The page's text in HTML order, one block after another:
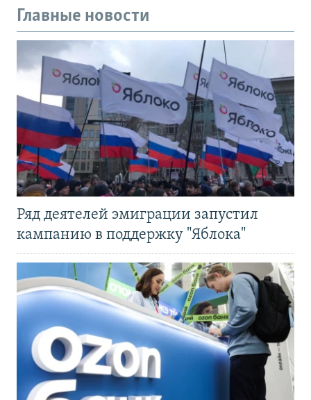
Главные новости
Ряд деятелей эмиграции запустил
кампанию в поддержку "Яблока"